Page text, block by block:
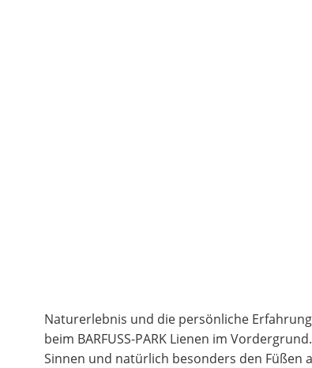
Naturerlebnis und die persönliche
beim BARFUSS-PARK Lienen im
Sinnen und natürlich besonders den Füßen